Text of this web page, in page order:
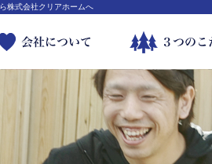
株式会社クリアホームへ